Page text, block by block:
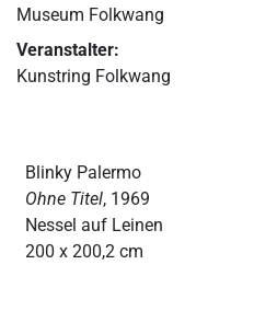
Museum Folkwang
Veranstalter:
Kunstring Folkwang
Blinky Palermo
Ohne Titel, 1969
Nessel auf Leinen
200 x 200,2 cm